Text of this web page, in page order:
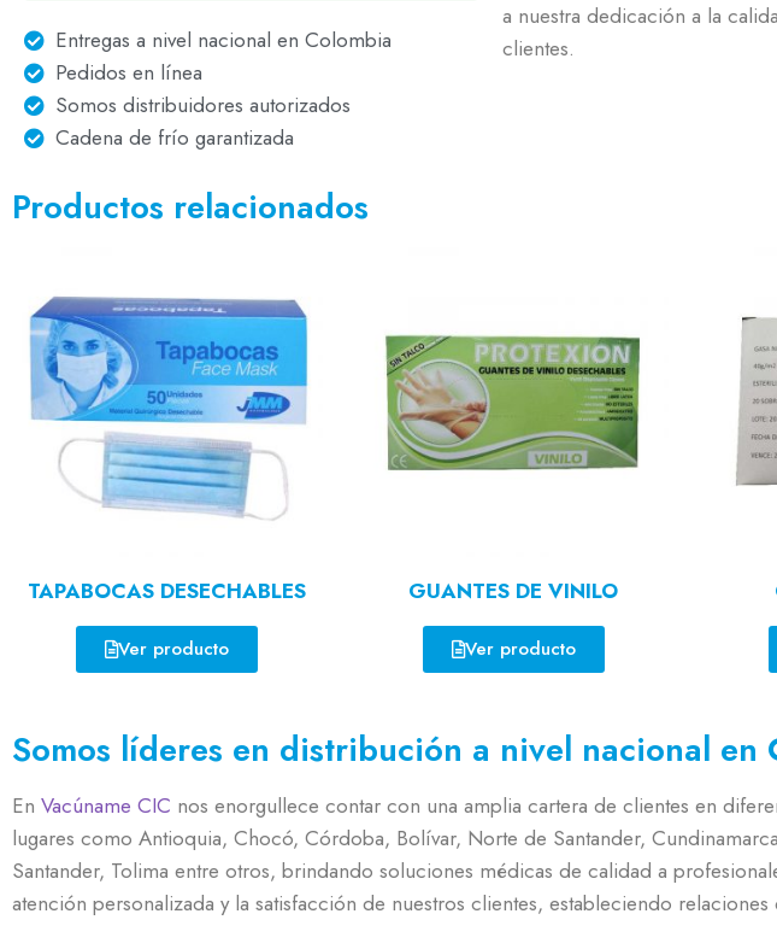
Entregas a nivel nacional en Colombia
Pedidos en línea
Somos distribuidores autorizados
Cadena de frío garantizada
a nuestra dedicación a la
clientes.
Productos relacionados
TAPABOCAS DESECHABLES
Ver producto
GUANTES DE VINILO
Ver producto
Somos líderes en distribución a nivel nacional en
En Vacúname CIC nos enorgullece contar con una amplia cartera de clientes en
lugares como Antioquia, Chocó, Córdoba, Bolívar, Norte de Santander,
Santander, Tolima entre otros, brindando soluciones médicas de calidad a
atención personalizada y la satisfacción de nuestros clientes, estableciendo